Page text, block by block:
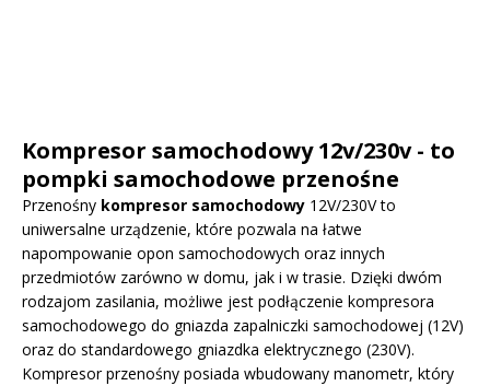
Kompresor samochodowy 12v/230v - to
pompki samochodowe przenośne
Przenośny kompresor samochodowy 12V/230V to
uniwersalne urządzenie, które pozwala na łatwe
napompowanie opon samochodowych oraz innych
przedmiotów zarówno w domu, jak i w trasie. Dzięki dwóm
rodzajom zasilania, możliwe jest podłączenie kompresora
samochodowego do gniazda zapalniczki samochodowej (12V)
oraz do standardowego gniazdka elektrycznego (230V).
Kompresor przenośny posiada wbudowany manometr, który